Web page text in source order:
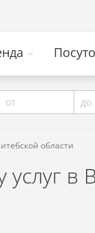
от до
области
в